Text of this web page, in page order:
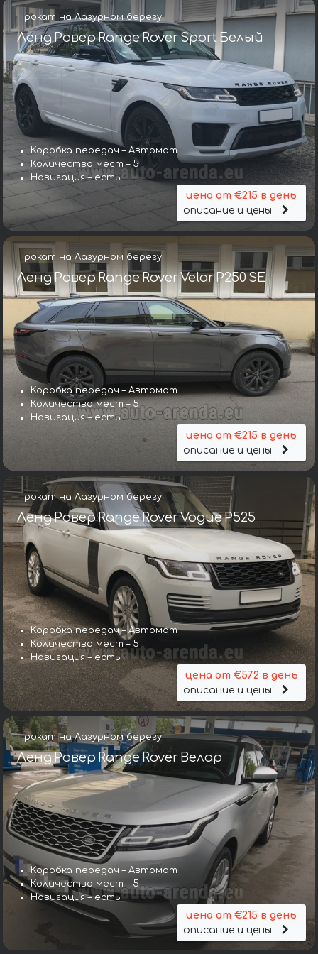
Прокат на Лазурном берегу
Ленд Ровер Range Rover Sport Белый
Коробка передач – Автомат
Количество мест – 5
Навигация – есть
цена от €215 в день
описание и цены
Прокат на Лазурном берегу
Ленд Ровер Range Rover Velar P250 SE
Коробка передач – Автомат
Количество мест – 5
Навигация – есть
цена от €215 в день
описание и цены
Прокат на Лазурном берегу
Ленд Ровер Range Rover Vogue P525
Коробка передач – Автомат
Количество мест – 5
Навигация – есть
цена от €572 в день
описание и цены
Прокат на Лазурном берегу
Ленд Ровер Range Rover Велар
Коробка передач – Автомат
Количество мест – 5
Навигация – есть
цена от €215 в день
описание и цены